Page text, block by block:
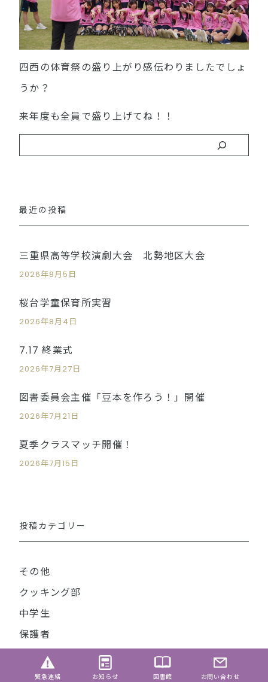
四西の体育祭の盛り上がり感伝わりましたでしょ
うか？
来年度も全員で盛り上げてね！！
最近の投稿
三重県高等学校演劇大会 北勢地区大会
2026年8月5日
桜台学童保育所実習
2026年8月4日
7.17 終業式
2026年7月27日
図書委員会主催「豆本を作ろう！」開催
2026年7月21日
夏季クラスマッチ開催！
2026年7月15日
投稿カテゴリー
その他
クッキング部
中学生
保護者
卒業生
吹奏楽部
緊急連絡 お知らせ 図書館 お問い合わせ